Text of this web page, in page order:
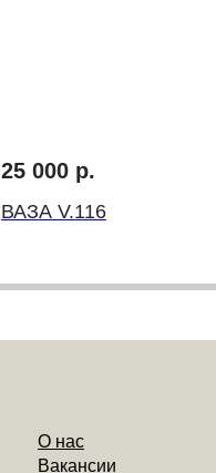
25 000 р.
ВАЗА V.116
Личный кабинет
Инструкция по уходу